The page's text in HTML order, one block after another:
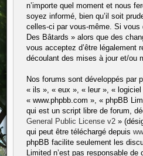
n’importe quel moment et nous
soyez informé, bien qu’il soit
celles-ci par vous-même. Si vous
Des Bâtards » alors que des
vous acceptez d’être légalement
découlant des mises à jour et/ou
Nos forums sont développés par
« ils », « eux », « leur », « logiciel
« www.phpbb.com », « phpBB
qui est un script libre de forum,
General Public License v2»
qui peut être téléchargé depuis
phpBB facilite seulement les
Limited n’est pas responsable